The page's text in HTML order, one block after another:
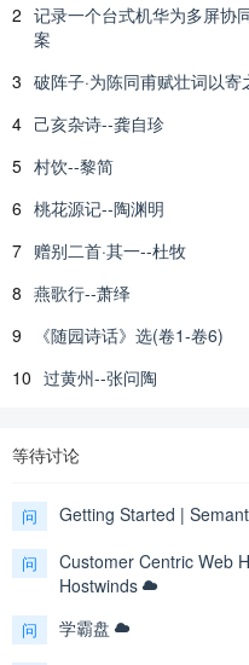
2 记录一个台式机华为多屏协
案
3 破阵子·为陈同甫赋壮词以
4 己亥杂诗--龚自珍
5 村饮--黎简
6 桃花源记--陶渊明
7 赠别二首·其一--杜牧
8 燕歌行--萧绎
9
《随园诗话》选(卷1-卷6)
10 过黄州--张问陶
等待讨论
问 Getting Started |
问
Customer Centric Web
Hostwinds
问 学霸盘